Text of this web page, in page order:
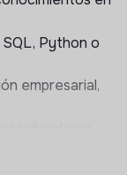
flujos de
con socios
Python o
empresarial,